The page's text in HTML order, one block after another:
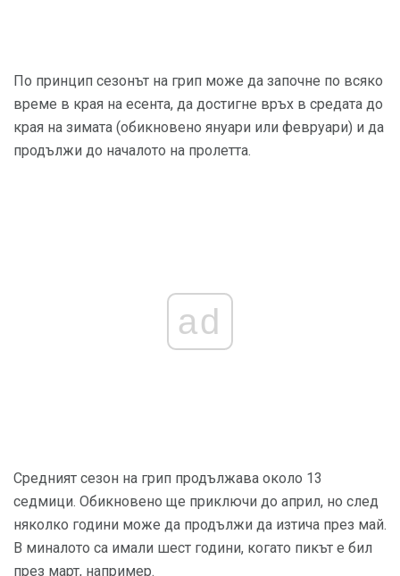
По принцип сезонът на грип може да започне по всяко
време в края на есента, да достигне връх в средата до
края на зимата (обикновено януари или февруари) и да
продължи до началото на пролетта.
ad
Средният сезон на грип продължава около 13
седмици. Обикновено ще приключи до април, но след
няколко години може да продължи да изтича през май.
В миналото са имали шест години, когато пикът е бил
през март, например.